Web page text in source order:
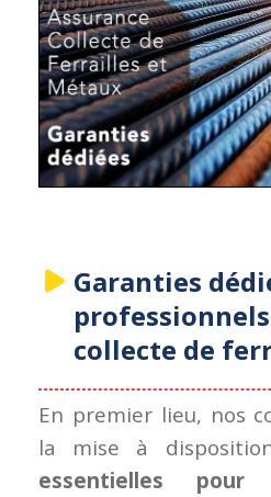
Garanties
collecte de
En premier lieu, nos
la mise à
essentielles